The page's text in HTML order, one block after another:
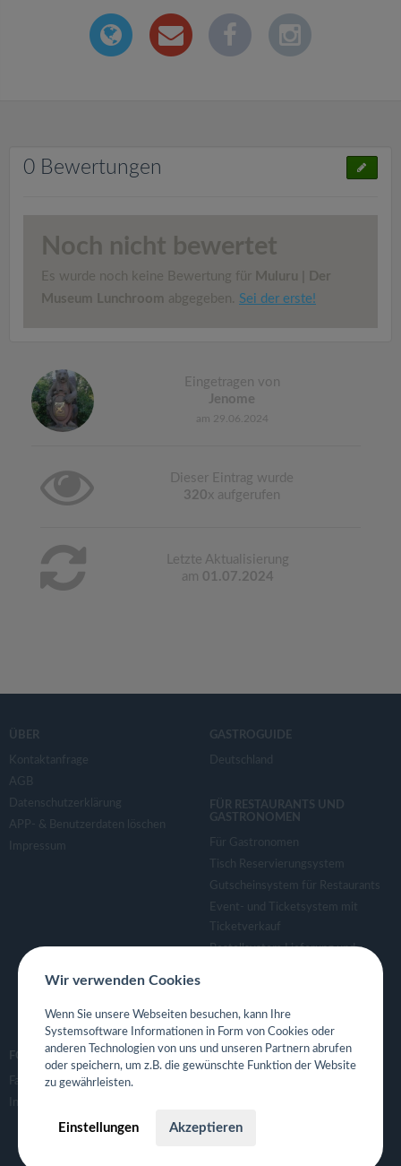
0 Bewertungen
Noch nicht bewertet
Es wurde noch keine Bewertung für Muluru | Der
Museum Lunchroom abgegeben. Sei der erste!
Eingetragen von
Jenome
am 29.06.2024
Dieser Eintrag wurde
320x aufgerufen
Letzte Aktualisierung
am 01.07.2024
ÜBER
Kontaktanfrage
AGB
Datenschutzerklärung
APP- & Benutzerdaten löschen
Impressum
GASTROGUIDE
Deutschland
FÜR RESTAURANTS UND
GASTRONOMEN
Für Gastronomen
Tisch Reservierungsystem
Gutscheinsystem für Restaurants
Event- und Ticketsystem mit
Ticketverkauf
Bestellsystem Lieferung und
Eigene App für Restaurant
FOLGE UNS
Facebook
Instagram
Wir verwenden Cookies
Wenn Sie unsere Webseiten besuchen, kann Ihre
Systemsoftware Informationen in Form von Cookies oder
anderen Technologien von uns und unseren Partnern abrufen
oder speichern, um z.B. die gewünschte Funktion der Website
zu gewährleisten.
Einstellungen Akzeptieren